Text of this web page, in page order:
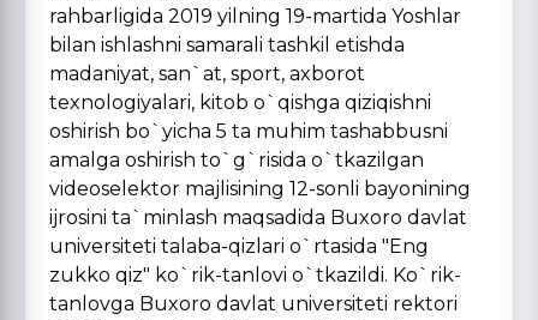
rahbarligida 2019 yilning 19-martida Yoshlar
bilan ishlashni samarali tashkil etishda
madaniyat, san`at, sport, axborot
texnologiyalari, kitob o`qishga qiziqishni
oshirish bo`yicha 5 ta muhim tashabbusni
amalga oshirish to`g`risida o`tkazilgan
videoselektor majlisining 12-sonli bayonining
ijrosini ta`minlash maqsadida Buxoro davlat
universiteti talaba-qizlari o`rtasida "Eng
zukko qiz" ko`rik-tanlovi o`tkazildi. Ko`rik-
tanlovga Buxoro davlat universiteti rektori